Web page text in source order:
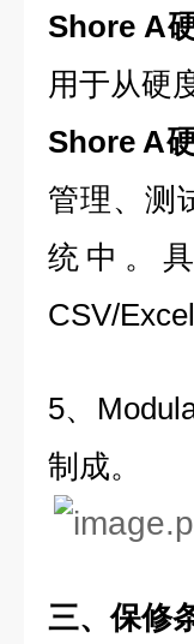
Shore A
用于从硬
Shore A
管理、测
统中。
CSV/Excel
5、
制成。
三、保修